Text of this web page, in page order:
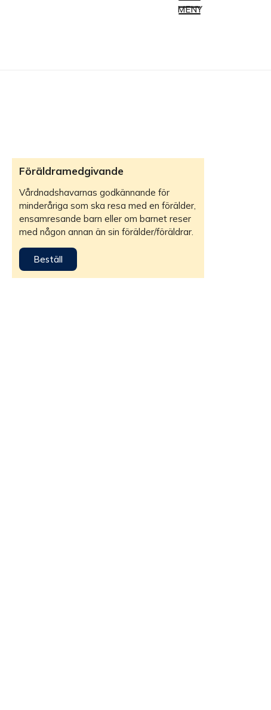
MENY
Föräldramedgivande
Vårdnadshavarnas godkännande för
minderåriga som ska resa med en förälder,
ensamresande barn eller om barnet reser
med någon annan än sin förälder/föräldrar.
Beställ